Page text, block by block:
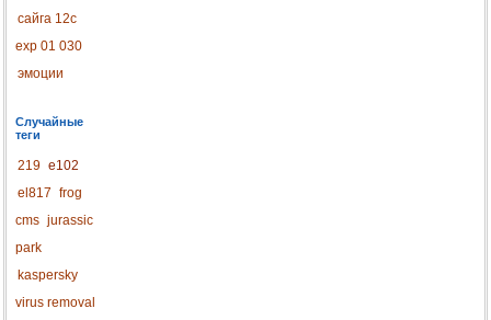
сайга 12с
exp 01 030
эмоции
Случайные
теги
219 e102
el817 frog
cms jurassic
park
kaspersky
virus removal